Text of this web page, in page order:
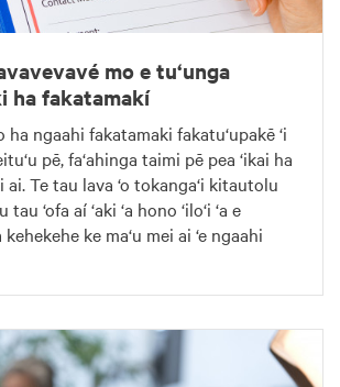
mo e tu‘unga
ha fakatamakí
ha ngaahi fakatamaki fakatu‘upakē ‘i
pē, fa‘ahinga taimi pē pea ‘ikai ha
Te tau lava ‘o tokanga‘i kitautolu
tau ‘ofa aí ‘aki ‘a hono ‘ilo‘i ‘a e
ke ma‘u mei ai ‘e ngaahi